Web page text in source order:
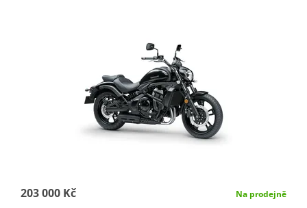
203 000 Kč Na prodejně